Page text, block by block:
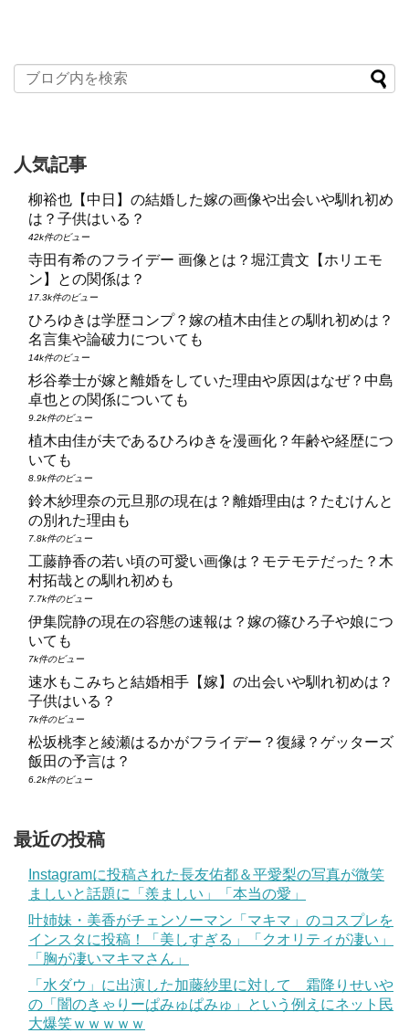
人気記事
柳裕也【中日】の結婚した嫁の画像や出会いや馴れ初め
は？子供はいる？
42k件のビュー
寺田有希のフライデー 画像とは？堀江貴文【ホリエモ
ン】との関係は？
17.3k件のビュー
ひろゆきは学歴コンプ？嫁の植木由佳との馴れ初めは？
名言集や論破力についても
14k件のビュー
杉谷拳士が嫁と離婚をしていた理由や原因はなぜ？中島
卓也との関係についても
9.2k件のビュー
植木由佳が夫であるひろゆきを漫画化？年齢や経歴につ
いても
8.9k件のビュー
鈴木紗理奈の元旦那の現在は？離婚理由は？たむけんと
の別れた理由も
7.8k件のビュー
工藤静香の若い頃の可愛い画像は？モテモテだった？木
村拓哉との馴れ初めも
7.7k件のビュー
伊集院静の現在の容態の速報は？嫁の篠ひろ子や娘につ
いても
7k件のビュー
速水もこみちと結婚相手【嫁】の出会いや馴れ初めは？
子供はいる？
7k件のビュー
松坂桃李と綾瀬はるかがフライデー？復縁？ゲッターズ
飯田の予言は？
6.2k件のビュー
最近の投稿
Instagramに投稿された長友佑都＆平愛梨の写真が微笑
ましいと話題に「羨ましい」「本当の愛」
叶姉妹・美香がチェンソーマン「マキマ」のコスプレを
インスタに投稿！「美しすぎる」「クオリティが凄い」
「胸が凄いマキマさん」
「水ダウ」に出演した加藤紗里に対して 霜降りせいや
の「闇のきゃりーぱみゅぱみゅ」という例えにネット民
大爆笑ｗｗｗｗｗ